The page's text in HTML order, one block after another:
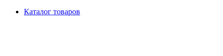
Каталог товаров